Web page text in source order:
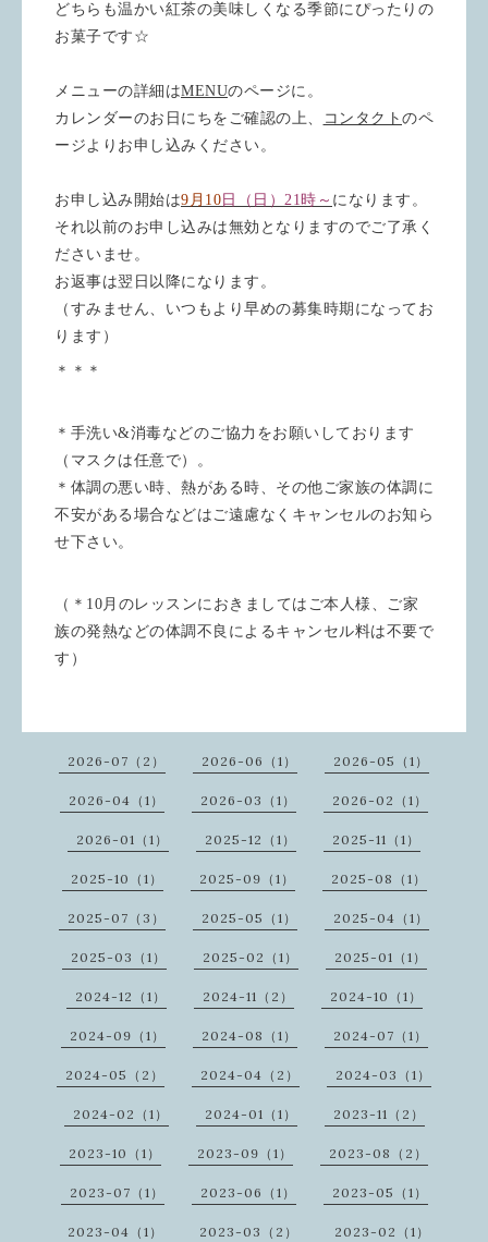
どちらも温かい紅茶の美味しくなる季節にぴったりの
お菓子です☆
メニューの詳細はMENUのページに。
カレンダーのお日にちをご確認の上、
コンタクト のペ
ージよりお申し込みください。
お申し込み開始は9月10 日（日）21時～ になります。
それ以前のお申し込みは無効となりますのでご了承く
ださいませ。
お返事は翌日以降になります。
（すみません、いつもより早めの募集時期になってお
ります）
＊＊＊
＊手洗い&消毒などのご協力をお願いしております
（マスクは任意で）。
＊体調の悪い時、熱がある時、その他ご家族の体調に
不安がある場合などはご遠慮なくキャンセルのお知ら
せ下さい。
（＊10月のレッスンにおきましてはご本人様、ご家
族の発熱などの体調不良によるキャンセル料は不要で
す）
2026-07（2） 2026-06（1） 2026-05（1）
2026-04（1） 2026-03（1） 2026-02（1）
2026-01（1） 2025-12（1） 2025-11（1）
2025-10（1） 2025-09（1） 2025-08（1）
2025-07（3） 2025-05（1） 2025-04（1）
2025-03（1） 2025-02（1） 2025-01（1）
2024-12（1） 2024-11（2） 2024-10（1）
2024-09（1） 2024-08（1） 2024-07（1）
2024-05（2） 2024-04（2） 2024-03（1）
2024-02（1） 2024-01（1） 2023-11（2）
2023-10（1） 2023-09（1） 2023-08（2）
2023-07（1） 2023-06（1） 2023-05（1）
2023-04（1） 2023-03（2） 2023-02（1）